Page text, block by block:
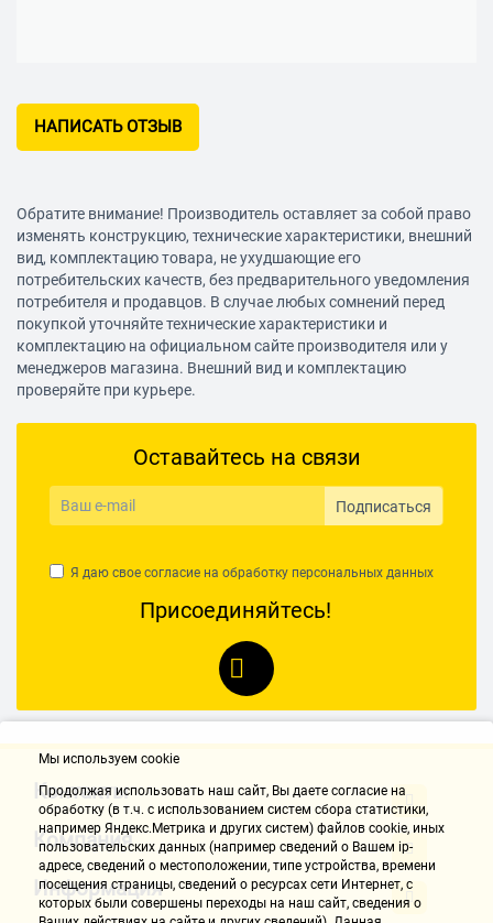
НАПИСАТЬ ОТЗЫВ
Обратите внимание! Производитель оставляет за собой право
изменять конструкцию, технические характеристики, внешний
вид, комплектацию товара, не ухудшающие его
потребительских качеств, без предварительного уведомления
потребителя и продавцов. В случае любых сомнений перед
покупкой уточняйте технические характеристики и
комплектацию на официальном сайте производителя или у
менеджеров магазина. Внешний вид и комплектацию
проверяйте при курьере.
Оставайтесь на связи
Подписаться
Я даю свое согласие на обработку персональных данных
Присоединяйтесь!
Контакты
Компания
Информация
Мы используем cookie
Продолжая использовать наш cайт, Вы даете согласие на
обработку (в т.ч. с использованием систем сбора статистики,
например Яндекс.Метрика и других систем) файлов cookie, иных
пользовательских данных (например сведений о Вашем ip-
адресе, сведений о местоположении, типе устройства, времени
посещения страницы, сведений о ресурсах сети Интернет, с
которых были совершены переходы на наш сайт, сведения о